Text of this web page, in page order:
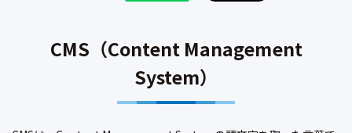
CMS（Content Management
System）